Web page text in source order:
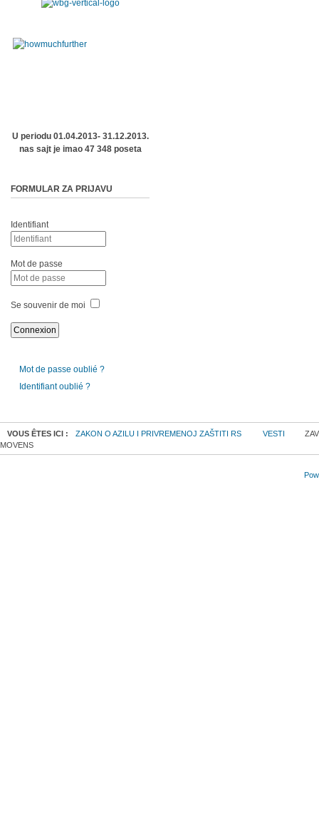
U periodu 01.04.2013- 31.12.2013.
nas sajt je imao 47 348 poseta
FORMULAR ZA PRIJAVU
Identifiant
Mot de passe
Se souvenir de moi
Mot de passe oublié ?
Identifiant oublié ?
VOUS ÊTES ICI : ZAKON O AZILU I PRIVREMENOJ ZAŠTITI RS VESTI
MOVENS